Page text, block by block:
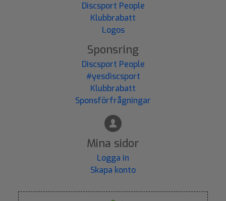
Discsport People
Klubbrabatt
Logos
Sponsring
Discsport People
#yesdiscsport
Klubbrabatt
Sponsförfrågningar
Mina sidor
Logga in
Skapa konto